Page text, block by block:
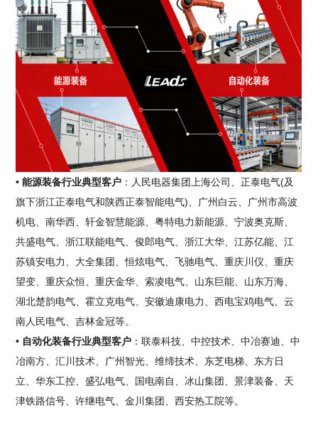
• 能源装备行业典型客户 ：人民电器集团上海公司、正泰电气(及
旗下浙江正泰电气和陕西正泰智能电气)、广州白云、广州市高波
机电、南华西、轩金智慧能源、粤特电力新能源、宁波奥克斯、
共盛电气、浙江联能电气、俊郎电气、浙江大华、江苏亿能、江
苏镇安电力、大全集团、恒炫电气、飞驰电气、重庆川仪、重庆
望变、重庆众恒、重庆金华、索凌电气、山东巨能、山东万海、
湖北楚韵电气、霍立克电气、安徽迪康电力、西电宝鸡电气、云
南人民电气、吉林金冠等。
• 自动化装备行业典型客户 ：联泰科技、中控技术、中冶赛迪、中
冶南方、汇川技术、广州智光、维缔技术、东芝电梯、东方日
立、华东工控、盛弘电气、国电南自、冰山集团、景津装备、天
津铁路信号、许继电气、金川集团、西安热工院等。